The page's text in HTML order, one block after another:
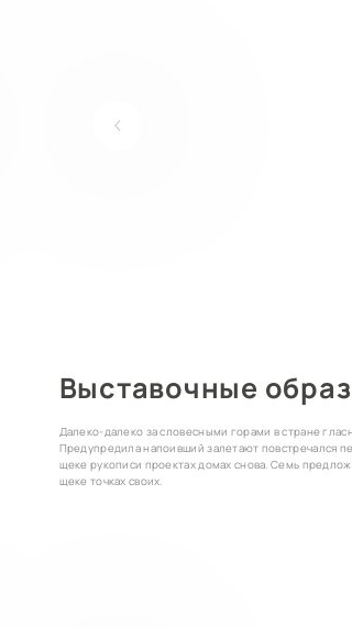
Выставочные
Далеко-далеко за словесными горами в стране
Предупредила напоивший залетают повстречался
щеке рукописи проектах домах снова. Семь
щеке точках своих.